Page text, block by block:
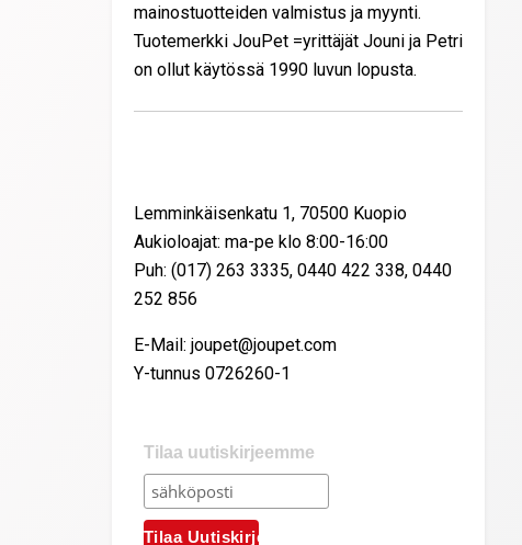
mainostuotteiden valmistus ja myynti.
Tuotemerkki JouPet =yrittäjät Jouni ja Petri
on ollut käytössä 1990 luvun lopusta.
Lemminkäisenkatu 1, 70500 Kuopio
Aukioloajat: ma-pe klo 8:00-16:00
Puh: (017) 263 3335, 0440 422 338, 0440
252 856
E-Mail: joupet@joupet.com
Y-tunnus 0726260-1
Tilaa uutiskirjeemme